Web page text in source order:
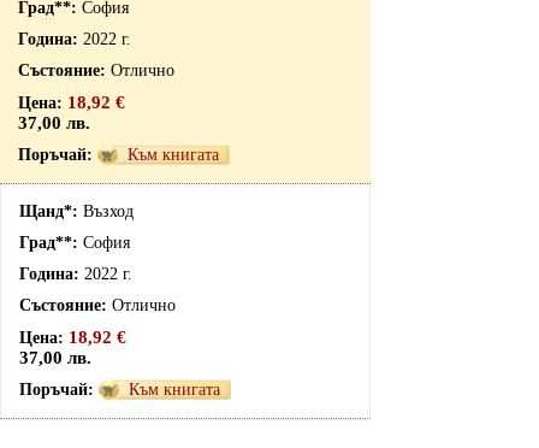
София
2022 г.
Отлично
18,92 €
37,00 лв.
Към книгата
Възход
София
2022 г.
Отлично
18,92 €
37,00 лв.
Към книгата